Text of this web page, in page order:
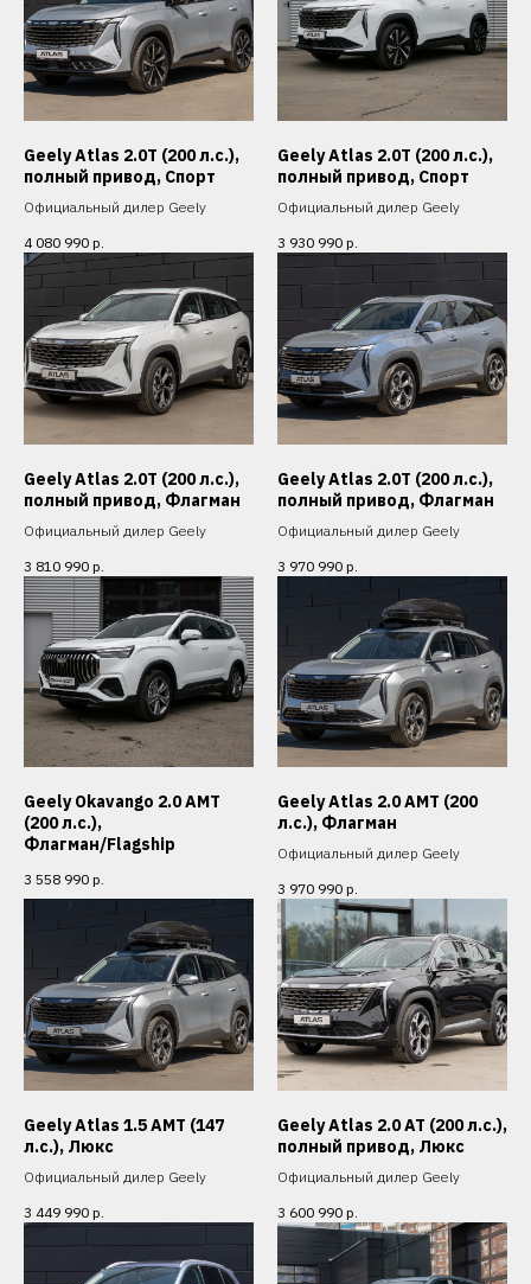
Geely Atlas 2.0T (200 л.с.),
полный привод, Спорт
Официальный дилер Geely
4 080 990 р.
Geely Atlas 2.0T (200 л.с.),
полный привод, Спорт
Официальный дилер Geely
3 930 990 р.
Geely Atlas 2.0T (200 л.с.),
полный привод, Флагман
Официальный дилер Geely
3 810 990 р.
Geely Atlas 2.0T (200 л.с.),
полный привод, Флагман
Официальный дилер Geely
3 970 990 р.
Geely Okavango 2.0 АМТ
(200 л.с.),
Флагман/Flagship
3 558 990 р.
Geely Atlas 2.0 AMT (200
л.с.), Флагман
Официальный дилер Geely
3 970 990 р.
Geely Atlas 1.5 AMT (147
л.с.), Люкс
Официальный дилер Geely
3 449 990 р.
Geely Atlas 2.0 AT (200 л.с.),
полный привод, Люкс
Официальный дилер Geely
3 600 990 р.